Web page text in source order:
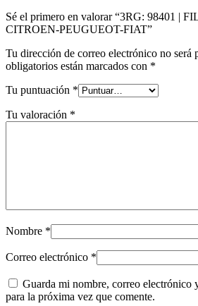
Sé el primero en valorar “3RG: 98401 |
CITROEN-PEUGUEOT-FIAT”
Tu dirección de correo electrónico no será
obligatorios están marcados con *
Tu puntuación *
Tu valoración *
Nombre *
Correo electrónico *
Guarda mi nombre, correo electrónico
para la próxima vez que comente.